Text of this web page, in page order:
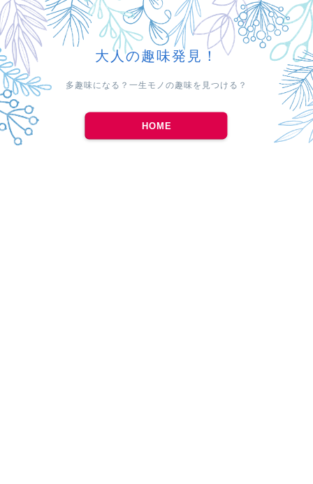
大人の趣味発見！
多趣味になる？一生モノの趣味を見つける？
HOME